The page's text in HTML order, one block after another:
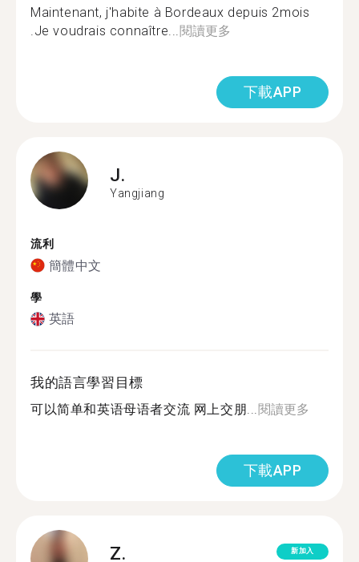
Maintenant, j'habite à Bordeaux depuis 2mois
.Je voudrais connaître...閱讀更多
下載APP
J.
Yangjiang
流利
簡體中文
學
英語
我的語言學習目標
可以简单和英语母语者交流 网上交朋...閱讀更多
下載APP
Z. 新加入